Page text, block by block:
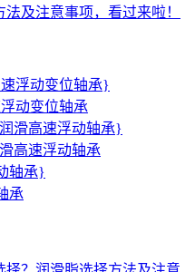
及注意事项，看过来啦！
浮动变位轴承
高速浮动轴承
承